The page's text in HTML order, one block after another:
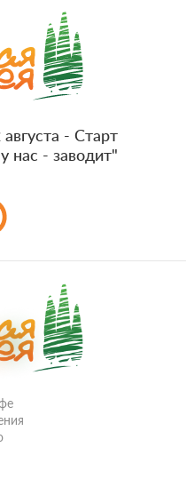
августа - Старт
нас - заводит"